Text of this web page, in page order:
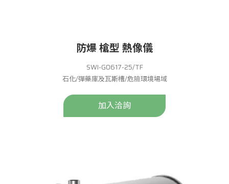
防爆 槍型 熱像儀
SWI-G0617-25/TF
石化/彈藥庫及瓦斯槽/危險環境場域
加入洽詢